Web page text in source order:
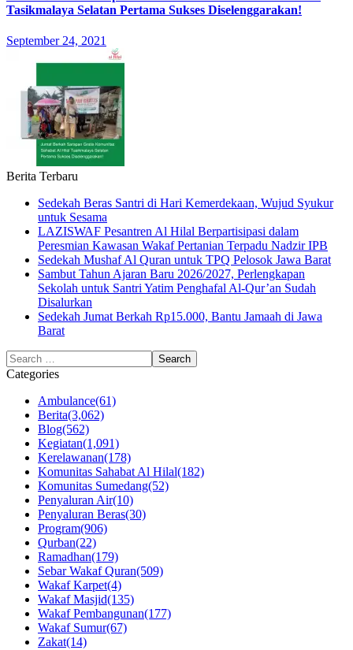
Tasikmalaya Selatan Pertama Sukses Diselenggarakan!
September 24, 2021
Berita Terbaru
Sedekah Beras Santri di Hari Kemerdekaan, Wujud Syukur
untuk Sesama
LAZISWAF Pesantren Al Hilal Berpartisipasi dalam
Peresmian Kawasan Wakaf Pertanian Terpadu Nadzir IPB
Sedekah Mushaf Al Quran untuk TPQ Pelosok Jawa Barat
Sambut Tahun Ajaran Baru 2026/2027, Perlengkapan
Sekolah untuk Santri Yatim Penghafal Al-Qur’an Sudah
Disalurkan
Sedekah Jumat Berkah Rp15.000, Bantu Jamaah di Jawa
Barat
Categories
Ambulance(61)
Berita(3,062)
Blog(562)
Kegiatan(1,091)
Kerelawanan(178)
Komunitas Sahabat Al Hilal(182)
Komunitas Sumedang(52)
Penyaluran Air(10)
Penyaluran Beras(30)
Program(906)
Qurban(22)
Ramadhan(179)
Sebar Wakaf Quran(509)
Wakaf Karpet(4)
Wakaf Masjid(135)
Wakaf Pembangunan(177)
Wakaf Sumur(67)
Zakat(14)